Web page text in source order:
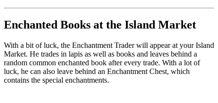
Enchanted Books at the Island Market
With a bit of luck, the Enchantment Trader will appear at your Island
Market. He trades in lapis as well as books and leaves behind a
random common enchanted book after every trade. With a lot of
luck, he can also leave behind an Enchantment Chest, which
contains the special enchantments.